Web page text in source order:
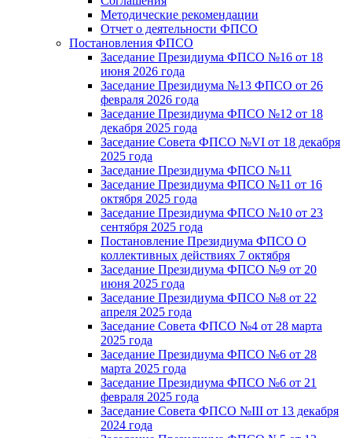
Методические рекомендации
Отчет о деятельности ФПСО
Постановления ФПСО
Заседание Президиума ФПСО №16 от 18
июня 2026 года
Заседание Президиума №13 ФПСО от 26
февраля 2026 года
Заседание Президиума ФПСО №12 от 18
декабря 2025 года
Заседание Совета ФПСО №VI от 18 декабря
2025 года
Заседание Президиума ФПСО №11
Заседание Президиума ФПСО №11 от 16
октября 2025 года
Заседание Президиума ФПСО №10 от 23
сентября 2025 года
Постановление Президиума ФПСО О
коллективных действиях 7 октября
Заседание Президиума ФПСО №9 от 20
июня 2025 года
Заседание Президиума ФПСО №8 от 22
апреля 2025 года
Заседание Совета ФПСО №4 от 28 марта
2025 года
Заседание Президиума ФПСО №6 от 28
марта 2025 года
Заседание Президиума ФПСО №6 от 21
февраля 2025 года
Заседание Совета ФПСО №III от 13 декабря
2024 года